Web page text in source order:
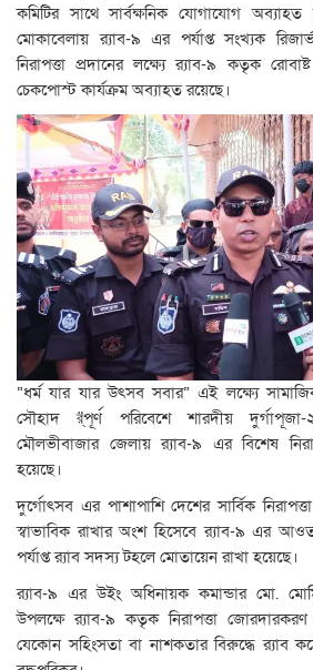
কমিটির সাথে সার্বক্ষনিক যোগাযোগ অব্যাহত
মোকাবেলায় র‍্যাব-৯ এর পর্যাপ্ত সংখ্যক
নিরাপত্তা প্রদানের লক্ষ্যে র‍্যাব-৯ কতৃক
চেকপোস্ট কার্যক্রম অব্যাহত রয়েছে।
“ধর্ম যার যার উৎসব সবার” এই লক্ষ্যে
সৌহাদ র্̈পূর্ণ পরিবেশে শারদীয়
মৌলভীবাজার জেলায় র‍্যাব-৯ এর বিশেষ
হয়েছে।
দুর্গোৎসব এর পাশাপাশি দেশের সার্বিক
স্বাভাবিক রাখার অংশ হিসেবে র‍্যাব-৯ এর
পর্যাপ্ত র‍্যাব সদস্য টহলে মোতায়েন রাখা হয়েছে।
র‍্যাব-৯ এর উইং অধিনায়ক কমান্ডার মো.
উপলক্ষে র‍্যাব-৯ কতৃক নিরাপত্তা
যেকোন সহিংসতা বা নাশকতার বিরুদ্ধে র‍্যাব